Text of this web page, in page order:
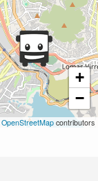
+
−
OpenStreetMap contributors